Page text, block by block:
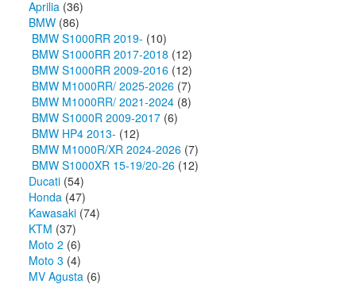
Aprilia (36)
BMW (86)
BMW S1000RR 2019- (10)
BMW S1000RR 2017-2018 (12)
BMW S1000RR 2009-2016 (12)
BMW M1000RR/ 2025-2026 (7)
BMW M1000RR/ 2021-2024 (8)
BMW S1000R 2009-2017 (6)
BMW HP4 2013- (12)
BMW M1000R/XR 2024-2026 (7)
BMW S1000XR 15-19/20-26 (12)
Ducati (54)
Honda (47)
Kawasaki (74)
KTM (37)
Moto 2 (6)
Moto 3 (4)
MV Agusta (6)